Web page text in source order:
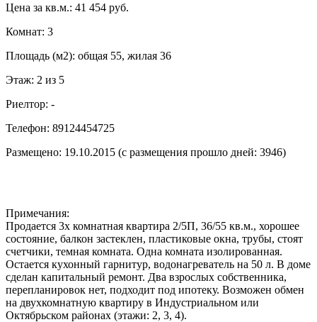
Цена за кв.м.: 41 454 руб.
Комнат: 3
Площадь (м2): общая 55, жилая 36
Этаж: 2 из 5
Риелтор: -
Телефон: 89124454725
Размещено: 19.10.2015 (с размещения прошло дней: 3946)
Примечания:
Продается 3х комнатная квартира 2/5П, 36/55 кв.м., хорошее
состояние, балкон застеклен, пластиковые окна, трубы, стоят
счетчики, темная комната. Одна комната изолированная.
Остается кухонный гарнитур, водонагреватель на 50 л. В доме
сделан капитальный ремонт. Два взрослых собственника,
перепланировок нет, подходит под ипотеку. Возможен обмен
на двухкомнатную квартиру в Индустриальном или
Октябрьском районах (этажи: 2, 3, 4).